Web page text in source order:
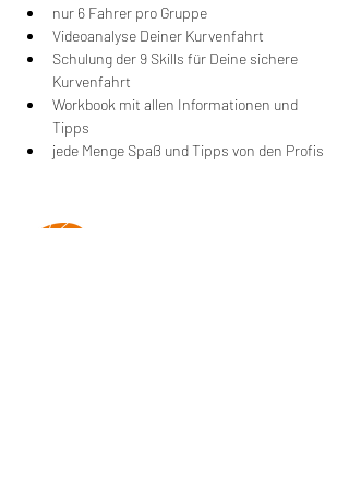
nur 6 Fahrer pro Gruppe
Videoanalyse Deiner Kurvenfahrt
Schulung der 9 Skills für Deine sichere
Kurvenfahrt
Workbook mit allen Informationen und
Tipps
jede Menge Spaß und Tipps von den Profis